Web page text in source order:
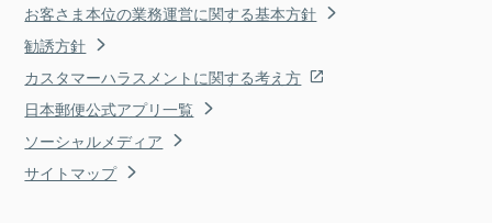
お客さま本位の業務運営に関する基本方針
勧誘方針
カスタマーハラスメントに関する考え方
日本郵便公式アプリ一覧
ソーシャルメディア
サイトマップ